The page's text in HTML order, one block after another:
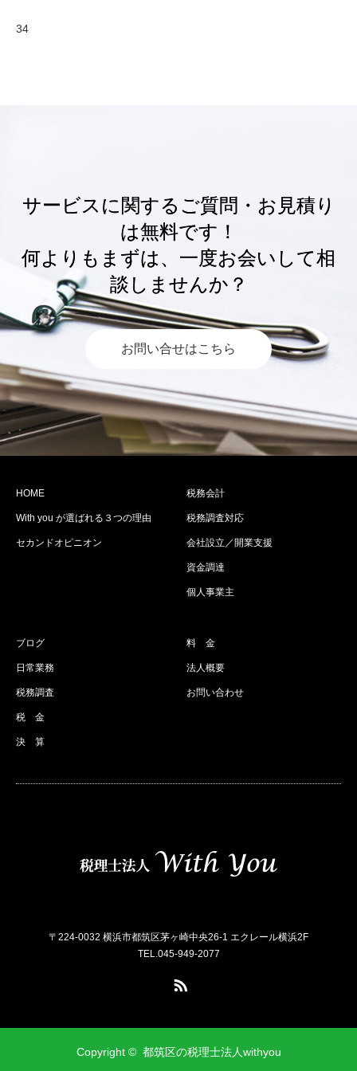
34
サービスに関するご質問・お見積り
は無料です！
何よりもまずは、一度お会いして相
談しませんか？
お問い合せはこちら
HOME
With you が選ばれる３つの理由
セカンドオピニオン
税務会計
税務調査対応
会社設立／開業支援
資金調達
個人事業主
ブログ
日常業務
税務調査
税 金
決 算
料 金
法人概要
お問い合わせ
〒224-0032 横浜市都筑区茅ヶ崎中央26-1 エクレール横浜2F
TEL.045-949-2077
Copyright © 都筑区の税理士法人withyou